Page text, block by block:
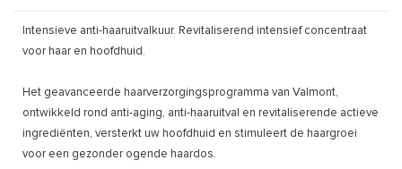
Intensieve anti-haaruitvalkuur. Revitaliserend intensief concentraat
voor haar en hoofdhuid.
Het geavanceerde haarverzorgingsprogramma van Valmont,
ontwikkeld rond anti-aging, anti-haaruitval en revitaliserende actieve
ingrediënten, versterkt uw hoofdhuid en stimuleert de haargroei
voor een gezonder ogende haardos.